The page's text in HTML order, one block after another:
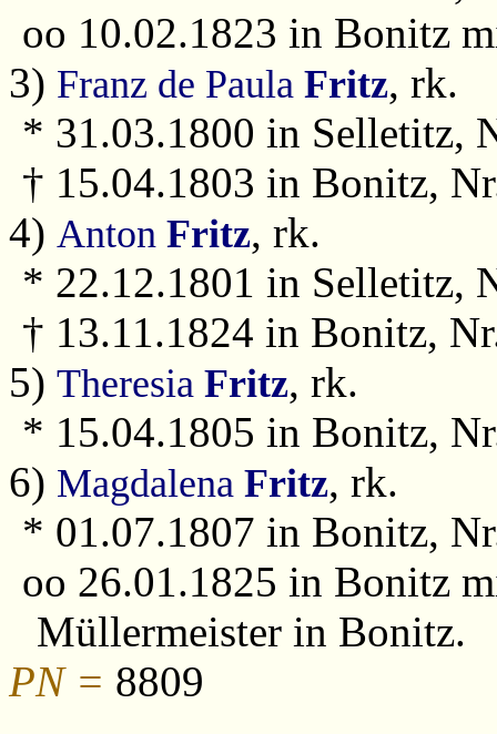
oo 10.02.1823 in Bonitz
3) Franz de Paula Fritz, rk.
* 31.03.1800 in Selletitz,
† 15.04.1803 in Bonitz,
4) Anton Fritz, rk.
* 22.12.1801 in Selletitz,
† 13.11.1824 in Bonitz,
5) Theresia Fritz, rk.
* 15.04.1805 in Bonitz,
6) Magdalena Fritz, rk.
* 01.07.1807 in Bonitz,
oo 26.01.1825 in Bonitz
Müllermeister in Bonitz.
PN = 8809